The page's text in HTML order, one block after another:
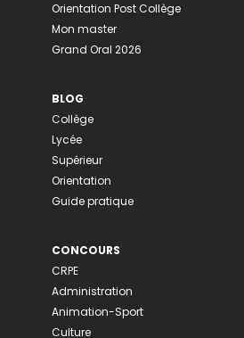
Orientation Post Collège
Mon master
Grand Oral 2026
BLOG
Collège
Lycée
Supérieur
Orientation
Guide pratique
CONCOURS
CRPE
Administration
Animation-Sport
Culture